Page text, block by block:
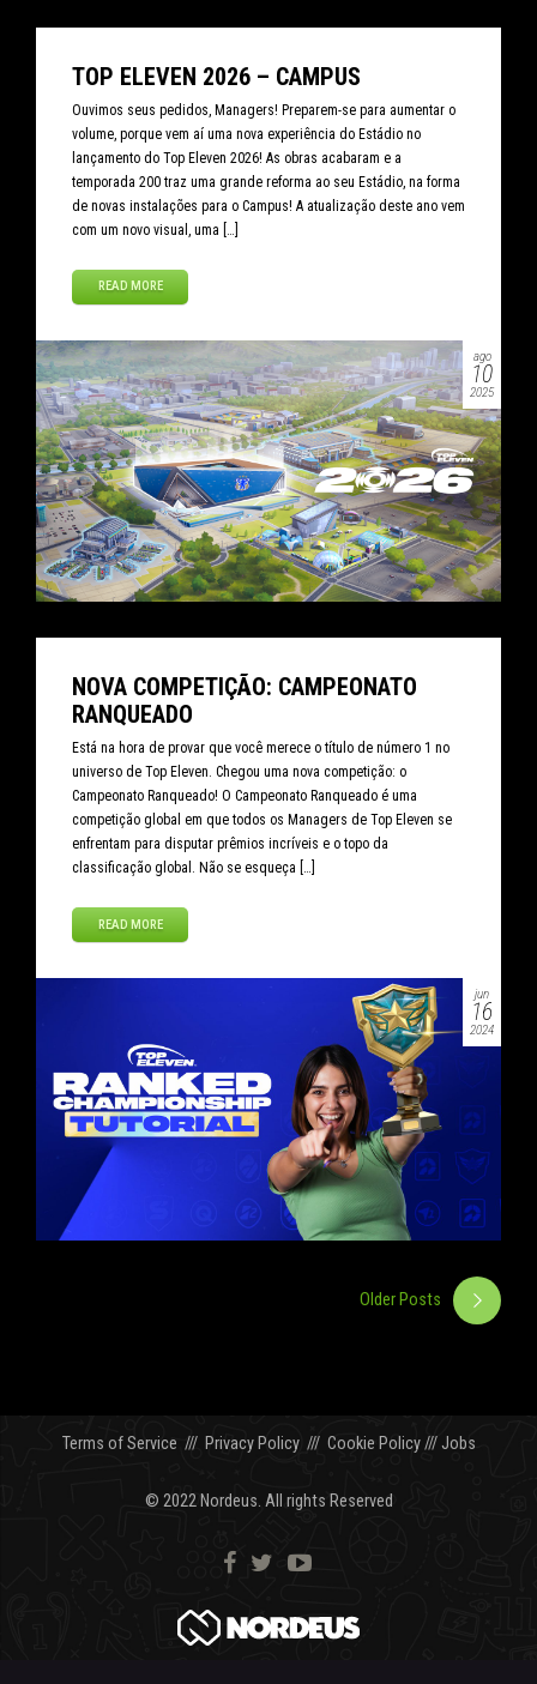
TOP ELEVEN 2026 – CAMPUS
Ouvimos seus pedidos, Managers! Preparem-se para aumentar o
volume, porque vem aí uma nova experiência do Estádio no
lançamento do Top Eleven 2026! As obras acabaram e a
temporada 200 traz uma grande reforma ao seu Estádio, na forma
de novas instalações para o Campus! A atualização deste ano vem
com um novo visual, uma […]
READ MORE
ago
10
2025
NOVA COMPETIÇÃO: CAMPEONATO
RANQUEADO
Está na hora de provar que você merece o título de número 1 no
universo de Top Eleven. Chegou uma nova competição: o
Campeonato Ranqueado! O Campeonato Ranqueado é uma
competição global em que todos os Managers de Top Eleven se
enfrentam para disputar prêmios incríveis e o topo da
classificação global. Não se esqueça […]
READ MORE
jun
16
2024
Older Posts
Terms of Service /// Privacy Policy/// Cookie Policy///Jobs
© 2022 Nordeus. All rights Reserved